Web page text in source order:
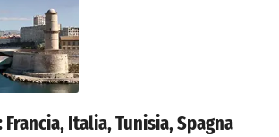
Italia, Tunisia, Spagna